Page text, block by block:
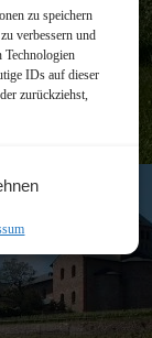
zu speichern
verbessern und
Technologien
IDs auf dieser
zurückziehst,